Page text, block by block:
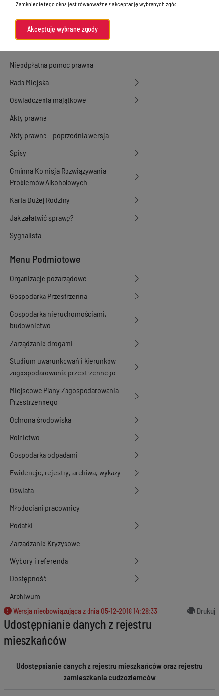
Dyżury Aptek w Powiecie Ostródzkim
Nieodpłatna pomoc prawna
Rada Miejska
Oświadczenia majątkowe
Akty prawne
Akty prawne - poprzednia wersja
Spisy
Gminna Komisja Rozwiązywania
Problemów Alkoholowych
Karta Dużej Rodziny
Jak załatwić sprawę?
Sygnalista
Menu Podmiotowe
Organizacje pozarządowe
Gospodarka Przestrzenna
Gospodarka nieruchomościami,
budownictwo
Zarządzanie drogami
Studium uwarunkowań i kierunków
zagospodarowania przestrzennego
Miejscowe Plany Zagospodarowania
Przestrzennego
Ochrona środowiska
Rolnictwo
Gospodarka odpadami
Ewidencje, rejestry, archiwa, wykazy
Oświata
Młodociani pracownicy
Podatki
Zarządzanie Kryzysowe
Wybory i referenda
Dostępność
Archiwum
Wersja nieobowiązująca z dnia 05-12-2018 14:28:33 Drukuj
Udostępnianie danych z rejestru
mieszkańców
Udostępnianie danych z rejestru mieszkańców oraz rejestru
zamieszkania cudzoziemców
Zamknięcie tego okna jest równoważne z akceptację wybranych zgód.
Akceptuję wybrane zgody